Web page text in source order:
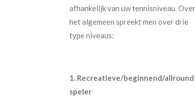
afhankelijk van uw tennisniveau. Over
het algemeen spreekt men over drie
type niveaus:
1. Recreatieve/beginnend/allround
speler